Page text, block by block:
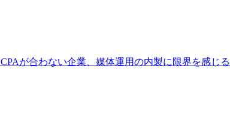
が合わない企業、媒体運用の内製に限界を感